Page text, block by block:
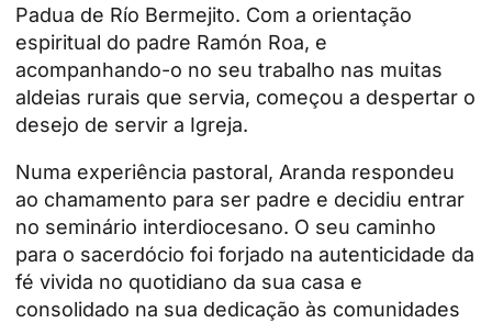
Padua de Río Bermejito. Com a orientação
espiritual do padre Ramón Roa, e
acompanhando-o no seu trabalho nas muitas
aldeias rurais que servia, começou a despertar o
desejo de servir a Igreja.
Numa experiência pastoral, Aranda respondeu
ao chamamento para ser padre e decidiu entrar
no seminário interdiocesano. O seu caminho
para o sacerdócio foi forjado na autenticidade da
fé vivida no quotidiano da sua casa e
consolidado na sua dedicação às comunidades